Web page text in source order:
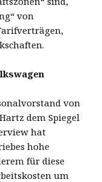
von
von
dem Spiegel
hat
hohe
für diese
um